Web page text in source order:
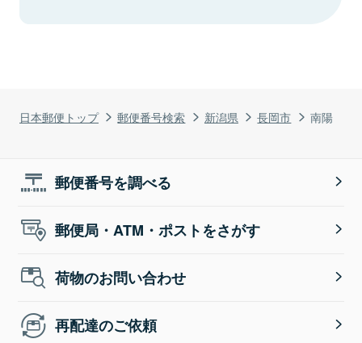
日本郵便トップ 郵便番号検索 新潟県 長岡市 南陽
郵便番号を調べる
郵便局・ATM・ポストをさがす
荷物のお問い合わせ
再配達のご依頼